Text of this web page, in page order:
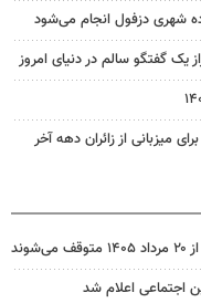
شهری دزفول انجام می‌شود
گفتگو سالم در دنیای امروز
میزبانی از زائران دهه آخر
اجتماعی اعلام شد